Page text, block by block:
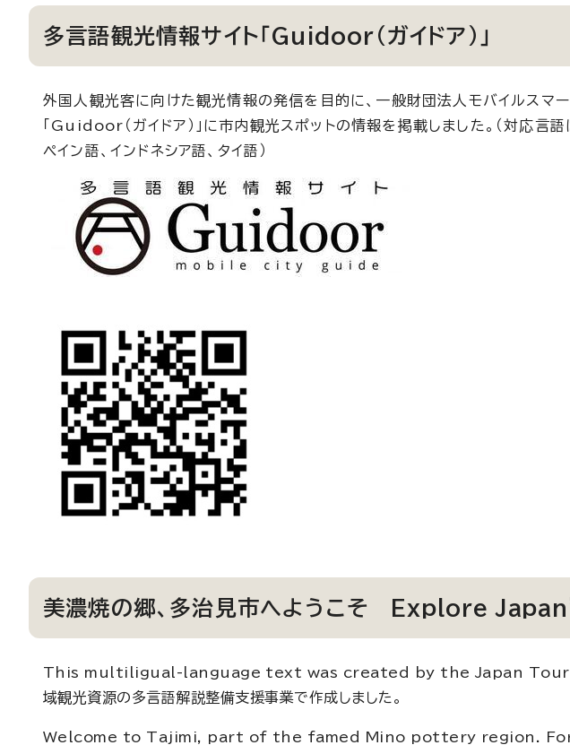
多言語観光情報サイト「Guidoor（ガイドア）」
外国人観光客に向けた観光情報の発信を目的に、一般財団法人モバイルスマ
「Guidoor（ガイドア）」に市内観光スポットの情報を掲載しました。（対応言
ペイン語、インドネシア語、タイ語）
美濃焼の郷、多治見市へようこそ Explore
This multiligual-language text was created by the Japan Tourism
域観光資源の多言語解説整備支援事業で作成しました。
Welcome to Tajimi, part of the famed Mino pottery region.